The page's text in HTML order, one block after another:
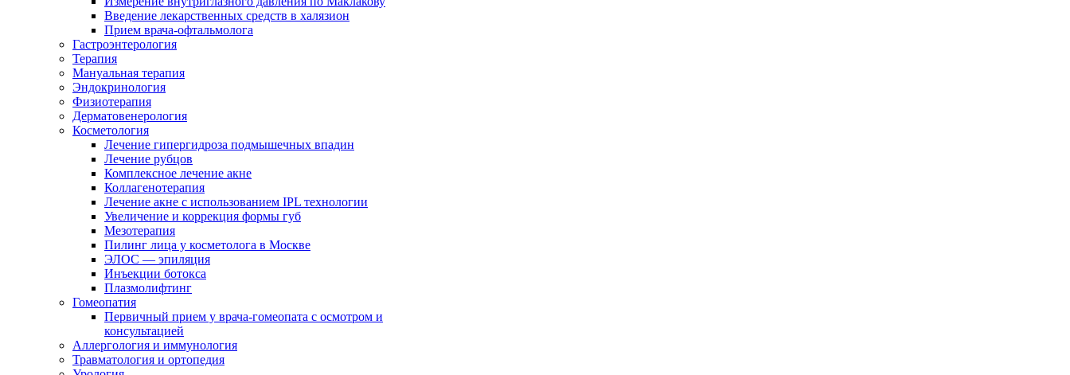
Введение лекарственных средств в халязион
Прием врача-офтальмолога
Гастроэнтерология
Терапия
Мануальная терапия
Эндокринология
Физиотерапия
Дерматовенерология
Косметология
Лечение гипергидроза подмышечных впадин
Лечение рубцов
Комплексное лечение акне
Коллагенотерапия
Лечение акне с использованием IPL технологии
Увеличение и коррекция формы губ
Мезотерапия
Пилинг лица у косметолога в Москве
ЭЛОС — эпиляция
Инъекции ботокса
Плазмолифтинг
Гомеопатия
Первичный прием у врача-гомеопата с осмотром и
консультацией
Аллергология и иммунология
Травматология и ортопедия